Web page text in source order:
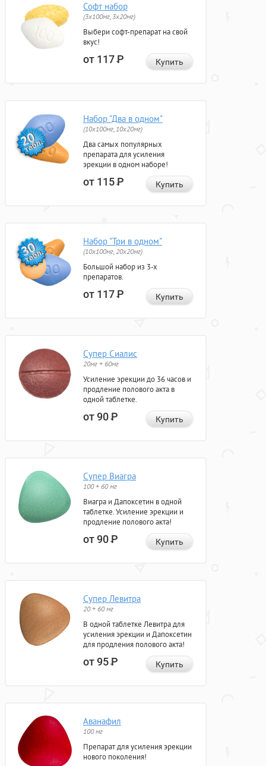
Софт набор
(3x100мг, 3x20мг)
Выбери софт-препарат на свой
вкус!
от 117Р Купить
Набор "Два в одном"
(10x100мг, 10x20мг)
Два самых популярных
препарата для усиления
эрекции в одном наборе!
от 115Р Купить
Набор "Три в одном"
(10x100мг, 20x20мг)
Большой набор из 3-х
препаратов.
от 117Р Купить
Супер Сиалис
20мг + 60мг
Усиление эрекции до 36 часов и
продление полового акта в
одной таблетке.
от 90Р Купить
Супер Виагра
100 + 60 мг
Виагра и Дапоксетин в одной
таблетке. Усиление эрекции и
продление полового акта!
от 90Р Купить
Супер Левитра
20 + 60 мг
В одной таблетке Левитра для
усиления эрекции и Дапоксетин
для продления полового акта!
от 95Р Купить
Аванафил
100 мг
Препарат для усиления эрекции
нового поколения!